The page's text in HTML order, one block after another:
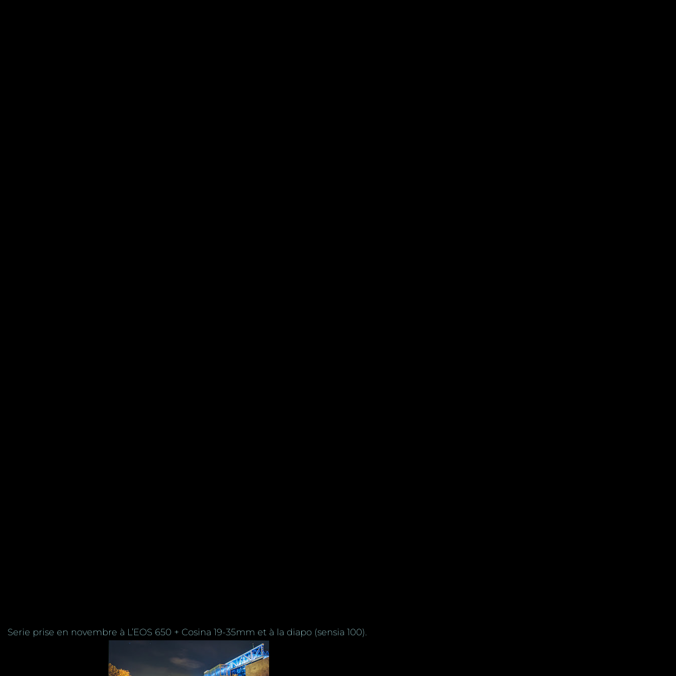
Serie prise en novembre à L’EOS 650 + Cosina 19-35mm et à la diapo (sensia 100).